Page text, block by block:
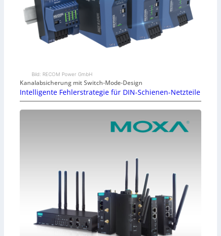
Bild: RECOM Power GmbH
Kanalabsicherung mit Switch-Mode-Design
Intelligente Fehlerstrategie für DIN-Schienen-Netzteile